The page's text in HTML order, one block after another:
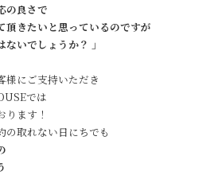
良さで
きたいと思っているのですが
いでしょうか？ 」
様にご支持いただき
では
ります！
の取れない日にちでも